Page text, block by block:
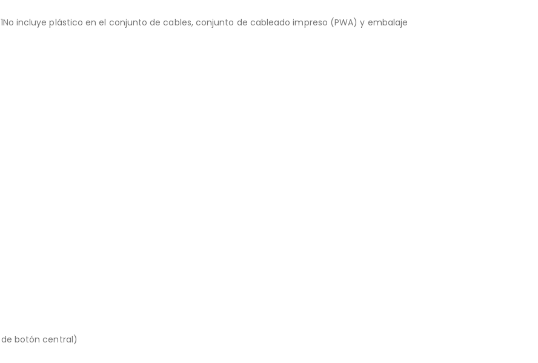
incluye plástico en el conjunto de cables, conjunto de cableado impreso (PWA) y embalaje
botón central)